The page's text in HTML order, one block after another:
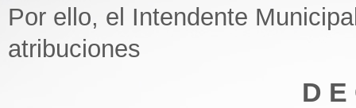
Por ello, el Intendente
atribuciones
D E